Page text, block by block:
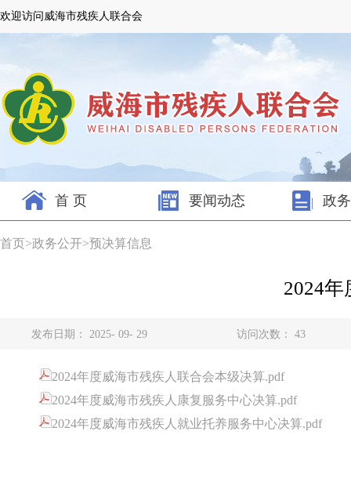
欢迎访问威海市残疾人联合会
首 页 要闻动态 政
首页>政务公开>预决算信息
2024
发布日期： 2025- 09- 29 访问次数： 43
2024年度威海市残疾人联合会本级决算.pdf
2024年度威海市残疾人康复服务中心决算.pdf
2024年度威海市残疾人就业托养服务中心决算.pdf